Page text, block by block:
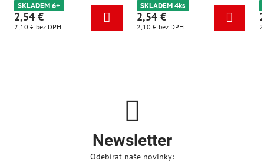
SKLADEM 6+
2,54 €
2,10 € bez DPH
SKLADEM 4ks
2,54 €
2,10 € bez DPH
Newsletter
Odebírat naše novinky: